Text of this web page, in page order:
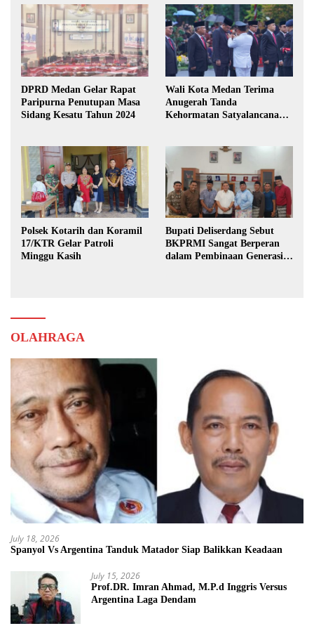
DPRD Medan Gelar Rapat
Paripurna Penutupan Masa
Sidang Kesatu Tahun 2024
Wali Kota Medan Terima
Anugerah Tanda
Kehormatan Satyalancana
Polsek Kotarih dan Koramil
17/KTR Gelar Patroli
Minggu Kasih
Bupati Deliserdang Sebut
BKPRMI Sangat Berperan
dalam Pembinaan Generasi
OLAHRAGA
July 18, 2026
Spanyol Vs Argentina Tanduk Matador Siap Balikkan Keadaan
July 15, 2026
Prof.DR. Imran Ahmad, M.P.d Inggris Versus
Argentina Laga Dendam